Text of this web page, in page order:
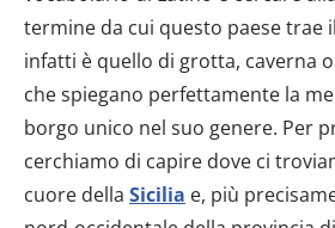
termine da cui questo paese trae
infatti è quello di grotta, caverna
che spiegano perfettamente la
borgo unico nel suo genere. Per
cerchiamo di capire dove ci
cuore della Sicilia e, più